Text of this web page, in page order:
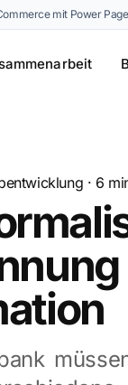
mit Power
· 6